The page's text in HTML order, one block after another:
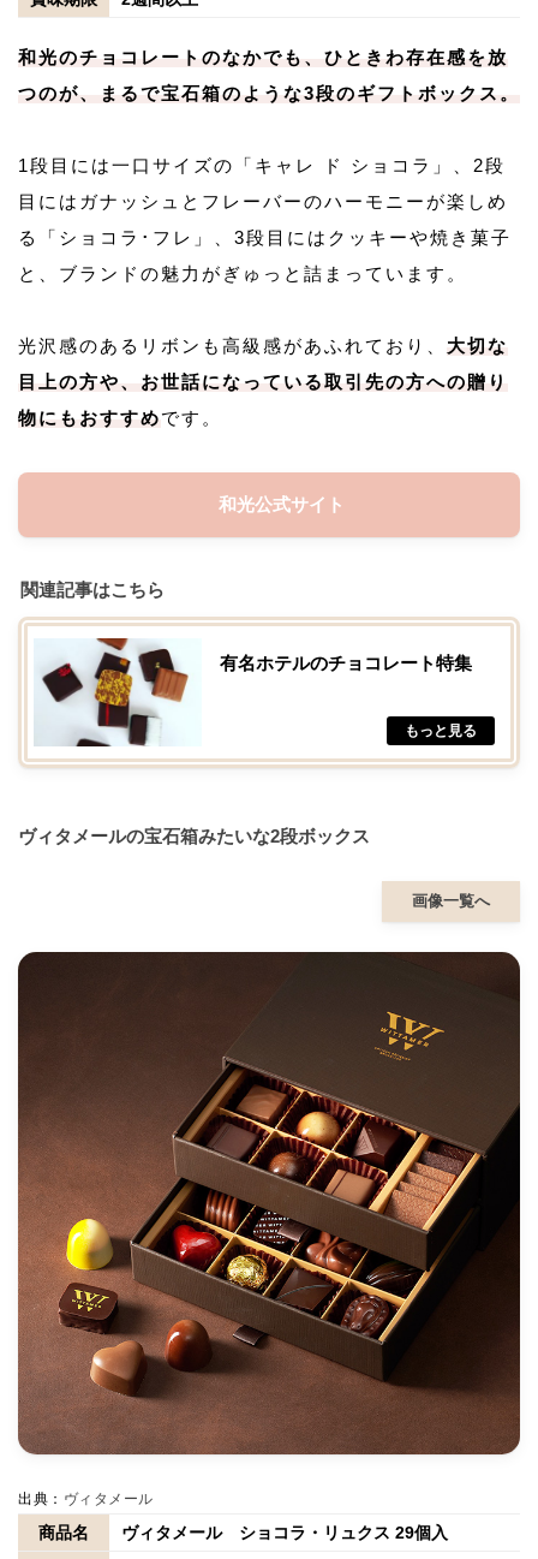
和光のチョコレートのなかでも、ひときわ存在感を放
つのが、まるで宝石箱のような3段のギフトボックス。
1段目には一口サイズの「キャレ ド ショコラ」、2段
目にはガナッシュとフレーバーのハーモニーが楽しめ
る「ショコラ･フレ」、3段目にはクッキーや焼き菓子
と、ブランドの魅力がぎゅっと詰まっています。
光沢感のあるリボンも高級感があふれており、 大切な
目上の方や、お世話になっている取引先の方への贈り
物にもおすすめです。
和光公式サイト
関連記事はこちら
有名ホテルのチョコレート特集
ヴィタメールの宝石箱みたいな2段ボックス
画像一覧へ
出典： ヴィタメール
商品名
ヴィタメール ショコラ・リュクス 29個入